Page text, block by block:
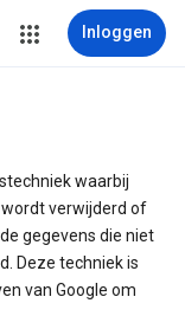
Inloggen
waarbij
verwijderd of
gegevens die niet
Deze techniek is
van Google om